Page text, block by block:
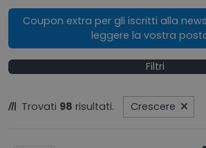
Ricerca avanzata
Coupon extra per gli iscritti alla
leggere la vostra
Filtri
Trovati 98 risultati. Crescere